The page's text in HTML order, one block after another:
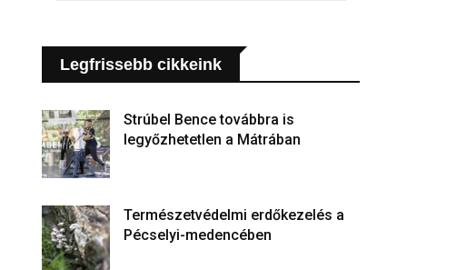
Legfrissebb cikkeink
Strúbel Bence továbbra is
legyőzhetetlen a Mátrában
Természetvédelmi erdőkezelés a
Pécselyi-medencében